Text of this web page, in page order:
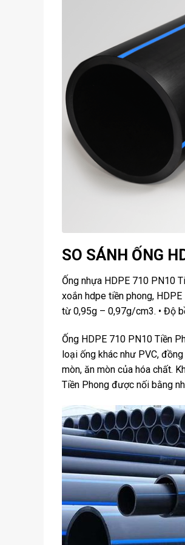
SO SÁNH ỐNG
Ống nhựa HDPE 710 PN10
xoắn hdpe tiền phong,
từ 0,95g – 0,97g/cm3. • Độ
Ống HDPE 710 PN10 Tiền
loại ống khác như PVC,
mòn, ăn mòn của hóa chất.
Tiền Phong được nối bằng